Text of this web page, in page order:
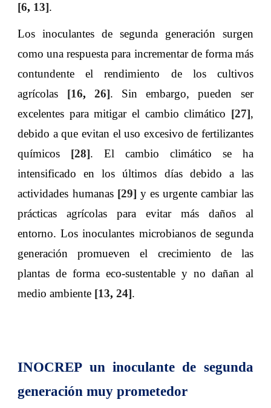
[6, 13].
Los inoculantes de segunda generación surgen
como una respuesta para incrementar de forma más
contundente el rendimiento de los cultivos
agrícolas [16, 26]. Sin embargo, pueden ser
excelentes para mitigar el cambio climático [27],
debido a que evitan el uso excesivo de fertilizantes
químicos [28]. El cambio climático se ha
intensificado en los últimos días debido a las
actividades humanas [29] y es urgente cambiar las
prácticas agrícolas para evitar más daños al
entorno. Los inoculantes microbianos de segunda
generación promueven el crecimiento de las
plantas de forma eco-sustentable y no dañan al
medio ambiente [13,24].
INOCREP un inoculante de segunda
generación muy prometedor